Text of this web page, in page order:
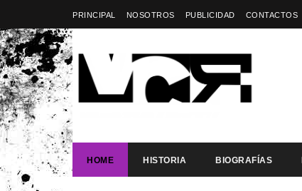
PRINCIPAL NOSOTROS PUBLICIDAD CONTACTOS
HOME HISTORIA BIOGRAFÍAS